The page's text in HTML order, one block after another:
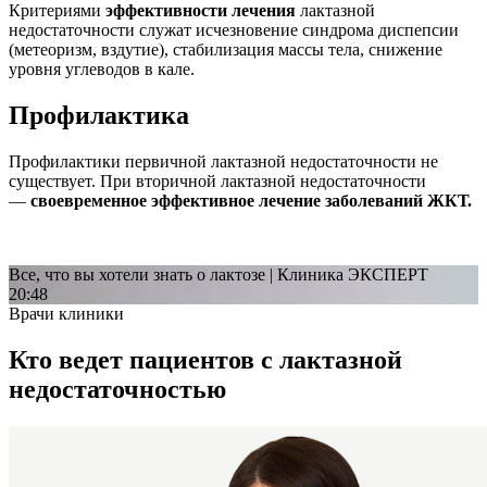
Критериями эффективности лечения лактазной
недостаточности служат исчезновение синдрома диспепсии
(метеоризм, вздутие), стабилизация массы тела, снижение
уровня углеводов в кале.
Профилактика
Профилактики первичной лактазной недостаточности не
существует. При вторичной лактазной недостаточности
— своевременное эффективное лечение заболеваний ЖКТ.
Все, что вы хотели знать о лактозе | Клиника ЭКСПЕРТ
20:48
Врачи клиники
Кто ведет пациентов с лактазной
недостаточностью